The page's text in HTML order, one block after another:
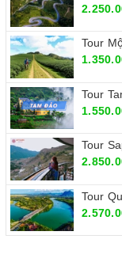
Tour
Tour
Tour
Tour